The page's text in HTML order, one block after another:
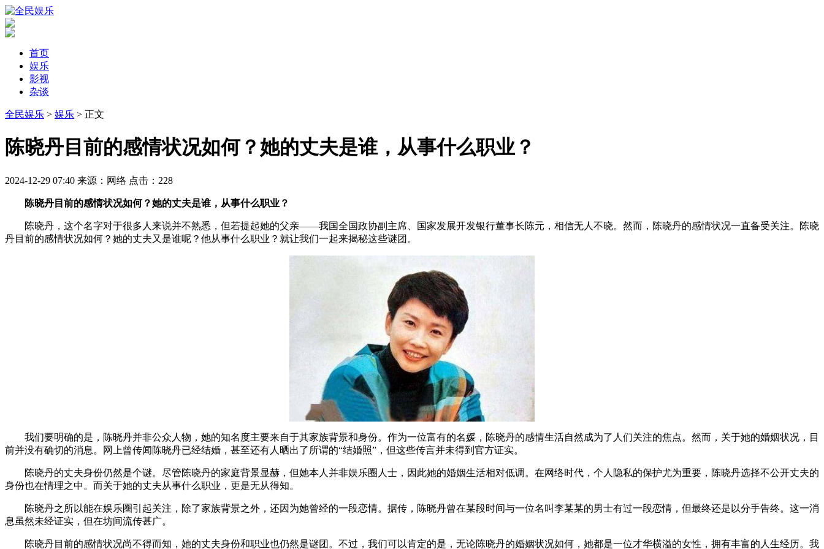
首页
娱乐
影视
杂谈
全民娱乐 > 娱乐 > 正文
​陈晓丹目前的感情状况如何？她的丈夫是谁，从事什么职业？
2024-12-29 07:40 来源：网络 点击： 228
陈晓丹目前的感情状况如何？她的丈夫是谁，从事什么职业？
陈晓丹，这个名字对于很多人来说并不熟悉，但若提起她的父亲——我国全国政协副主席、国家发展开发银行董事长陈元，相信无人不晓。然而，陈晓丹的感情状况一直备受关注。陈晓
丹目前的感情状况如何？她的丈夫又是谁呢？他从事什么职业？就让我们一起来揭秘这些谜团。
我们要明确的是，陈晓丹并非公众人物，她的知名度主要来自于其家族背景和身份。作为一位富有的名媛，陈晓丹的感情生活自然成为了人们关注的焦点。然而，关于她的婚姻状况，目
前并没有确切的消息。网上曾传闻陈晓丹已经结婚，甚至还有人晒出了所谓的“结婚照”，但这些传言并未得到官方证实。
陈晓丹的丈夫身份仍然是个谜。尽管陈晓丹的家庭背景显赫，但她本人并非娱乐圈人士，因此她的婚姻生活相对低调。在网络时代，个人隐私的保护尤为重要，陈晓丹选择不公开丈夫的
身份也在情理之中。而关于她的丈夫从事什么职业，更是无从得知。
陈晓丹之所以能在娱乐圈引起关注，除了家族背景之外，还因为她曾经的一段恋情。据传，陈晓丹曾在某段时间与一位名叫李某某的男士有过一段恋情，但最终还是以分手告终。这一消
息虽然未经证实，但在坊间流传甚广。
陈晓丹目前的感情状况尚不得而知，她的丈夫身份和职业也仍然是谜团。不过，我们可以肯定的是，无论陈晓丹的婚姻状况如何，她都是一位才华横溢的女性，拥有丰富的人生经历。我